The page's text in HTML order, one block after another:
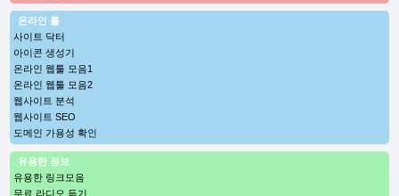
온라인 툴
사이트 닥터
아이콘 생성기
온라인 웹툴 모음1
온라인 웹툴 모음2
웹사이트 분석
웹사이트 SEO
도메인 가용성 확인
유용한 정보
유용한 링크모음
무료 라디오 듣기